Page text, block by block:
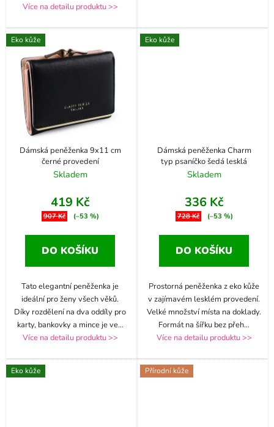
Více na detailu produktu >>
Eko kůže
Dámská peněženka 9x11 cm
černé provedení
Skladem
419 Kč
907 Kč (–53 %)
DO KOŠÍKU
Tato elegantní peněženka je
ideální pro ženy všech věků.
Díky rozdělení na dva oddíly pro
karty, bankovky a mince je ve...
Více na detailu produktu >>
Eko kůže
Dámská peněženka Charm
typ psaníčko šedá lesklá
Skladem
336 Kč
728 Kč (–53 %)
DO KOŠÍKU
Prostorná peněženka z eko kůže
v zajímavém lesklém provedení.
Velké množství místa na doklady.
Formát na šířku bez přeh...
Více na detailu produktu >>
Eko kůže Přírodní kůže